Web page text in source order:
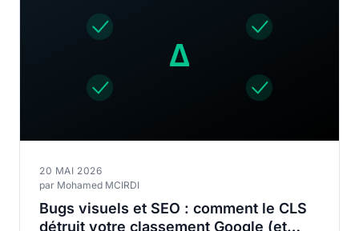
20 MAI 2026
par Mohamed MCIRDI
Bugs visuels et SEO : comment le CLS
détruit votre classement Google (et